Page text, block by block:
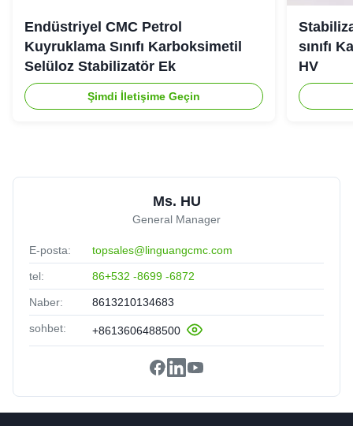
Endüstriyel CMC Petrol
Kuyruklama Sınıfı Karboksimetil
Selüloz Stabilizatör Ek
Şimdi İletişime Geçin
sınıfı
HV
Ms. HU
General Manager
E-posta: topsales@linguangcmc.com
tel: 86+532 -8699 -6872
Naber: 8613210134683
sohbet: +8613606488500